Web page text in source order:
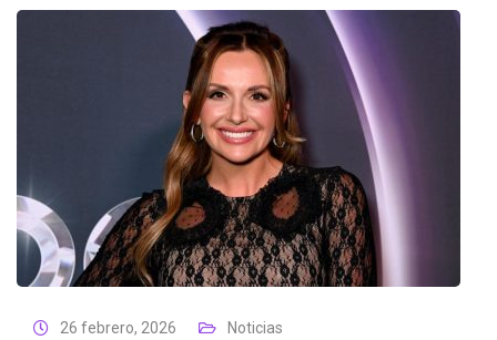
26 febrero, 2026 Noticias